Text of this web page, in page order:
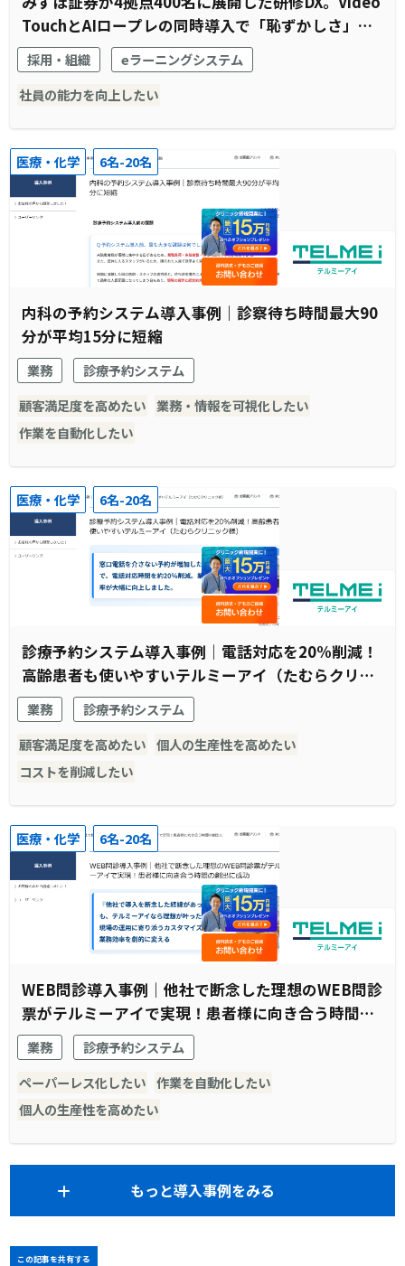
TouchとAIロープレの同時導入で「恥ずかしさ」と
「待機時間」を解消
採用・組織
eラーニングシステム
社員の能力を向上したい
医療・化学 6名-20名
内科の予約システム導入事例｜診察待ち時間最大90
分が平均15分に短縮
業務
診療予約システム
顧客満足度を高めたい 業務・情報を可視化したい
作業を自動化したい
医療・化学 6名-20名
診療予約システム導入事例｜電話対応を20%削減！
高齢患者も使いやすいテルミーアイ（たむらクリニ
ック様）
業務
診療予約システム
顧客満足度を高めたい 個人の生産性を高めたい
コストを削減したい
医療・化学 6名-20名
WEB問診導入事例｜他社で断念した理想のWEB問診
票がテルミーアイで実現！患者様に向き合う時間の
創出に成功
業務
診療予約システム
ペーパーレス化したい 作業を自動化したい
個人の生産性を高めたい
もっと導入事例をみる
この記事を共有する